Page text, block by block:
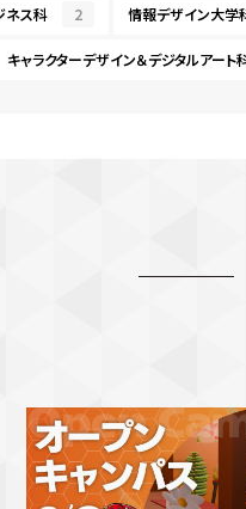
ネス科 2 情報デザイン大学
キャラクターデザイン＆デジタルアート